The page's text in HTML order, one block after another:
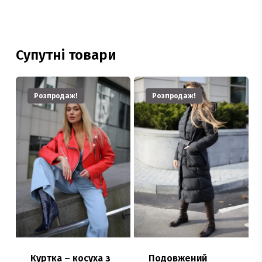
Супутні товари
Розпродаж!
Куртка – косуха з
Розпродаж!
Подовжений